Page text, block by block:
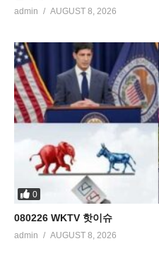
admin AUGUST 8, 2026
0
080226 WKTV 핫이슈
admin AUGUST 8, 2026